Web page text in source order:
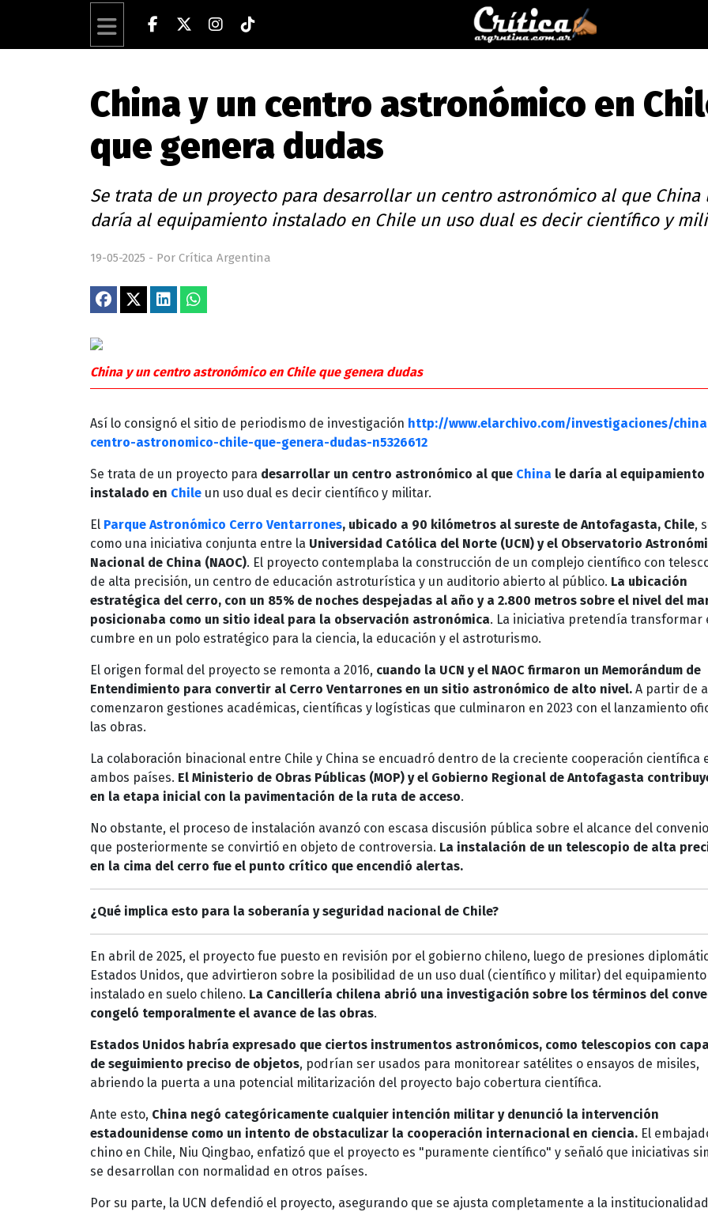
China y un centro astronómico en
que genera dudas
Se trata de un proyecto para desarrollar un centro astronómico al que China
daría al equipamiento instalado en Chile un uso dual es decir científico y
19-05-2025 - Por Crítica Argentina
China y un centro astronómico en Chile que genera dudas
Así lo consignó el sitio de periodismo de investigación http://www.elarchivo.com/investigaciones/
centro-astronomico-chile-que-genera-dudas-n5326612
Se trata de un proyecto para desarrollar un centro astronómico al que China le daría al equipamiento
instalado en Chile un uso dual es decir científico y militar.
El Parque Astronómico Cerro Ventarrones, ubicado a 90 kilómetros al sureste de Antofagasta, Chile,
como una iniciativa conjunta entre la Universidad Católica del Norte (UCN) y el Observatorio
Nacional de China (NAOC). El proyecto contemplaba la construcción de un complejo científico con
de alta precisión, un centro de educación astroturística y un auditorio abierto al público. La ubicación
estratégica del cerro, con un 85% de noches despejadas al año y a 2.800 metros sobre el nivel del
posicionaba como un sitio ideal para la observación astronómica. La iniciativa pretendía transformar
cumbre en un polo estratégico para la ciencia, la educación y el astroturismo.
El origen formal del proyecto se remonta a 2016, cuando la UCN y el NAOC firmaron un Memorándum de
Entendimiento para convertir al Cerro Ventarrones en un sitio astronómico de alto nivel. A partir de
comenzaron gestiones académicas, científicas y logísticas que culminaron en 2023 con el lanzamiento
las obras.
La colaboración binacional entre Chile y China se encuadró dentro de la creciente cooperación científica
ambos países. El Ministerio de Obras Públicas (MOP) y el Gobierno Regional de Antofagasta
en la etapa inicial con la pavimentación de la ruta de acceso.
No obstante, el proceso de instalación avanzó con escasa discusión pública sobre el alcance del
que posteriormente se convirtió en objeto de controversia. La instalación de un telescopio de alta
en la cima del cerro fue el punto crítico que encendió alertas.
¿Qué implica esto para la soberanía y seguridad nacional de Chile?
En abril de 2025, el proyecto fue puesto en revisión por el gobierno chileno, luego de presiones
Estados Unidos, que advirtieron sobre la posibilidad de un uso dual (científico y militar) del
instalado en suelo chileno. La Cancillería chilena abrió una investigación sobre los términos del
congeló temporalmente el avance de las obras.
Estados Unidos habría expresado que ciertos instrumentos astronómicos, como telescopios con
de seguimiento preciso de objetos, podrían ser usados para monitorear satélites o ensayos de misiles,
abriendo la puerta a una potencial militarización del proyecto bajo cobertura científica.
Ante esto, China negó categóricamente cualquier intención militar y denunció la intervención
estadounidense como un intento de obstaculizar la cooperación internacional en ciencia. El
chino en Chile, Niu Qingbao, enfatizó que el proyecto es "puramente científico" y señaló que iniciativas
se desarrollan con normalidad en otros países.
Por su parte, la UCN defendió el proyecto, asegurando que se ajusta completamente a la institucionalidad